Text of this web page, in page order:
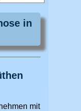
in
mit